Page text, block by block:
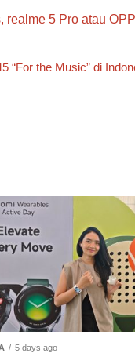
realme 5 Pro atau
“For the Music” di
5 days ago